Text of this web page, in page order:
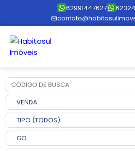
62991447627